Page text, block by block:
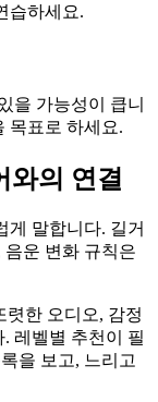
습하세요.
을 가능성이 큽니
목표로 하세요.
와의 연결
게 말합니다. 길거
운 변화 규칙은
렷한 오디오, 감정
레벨별 추천이 필
을 보고, 느리고